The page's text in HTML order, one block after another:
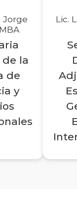
Jorge
la
de
y
Lic.